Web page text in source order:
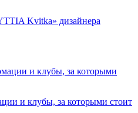
Kvitka» дизайнера
и клубы, за которыми стоит